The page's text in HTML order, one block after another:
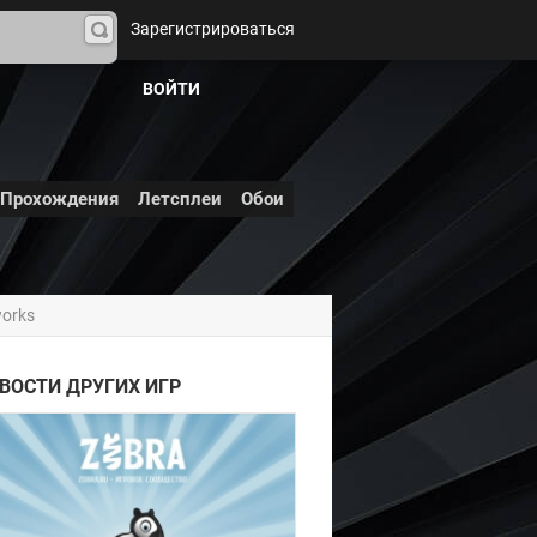
На
йти
Зарегистрироваться
ВОЙТИ
Прохождения Летсплеи
Обои
ДРУГИХ ИГР
сообщество